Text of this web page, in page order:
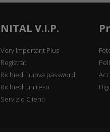
NITAL V.I.P.
Very Important Plus
Registrati
Richiedi nuova password
Richiedi un reso
Servizio Clienti